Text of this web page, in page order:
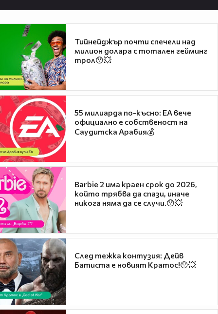
Тийнейджър почти спечели над
милион долара с тотален гейминг
трол😯💥
55 милиарда по-късно: EA вече
официално е собственост на
Саудитска Арабия💰
Barbie 2 има краен срок до 2026,
който трябва да спази, иначе
никога няма да се случи.😯💥
След тежка контузия: Дейв
Батиста е новият Кратос!😯💥